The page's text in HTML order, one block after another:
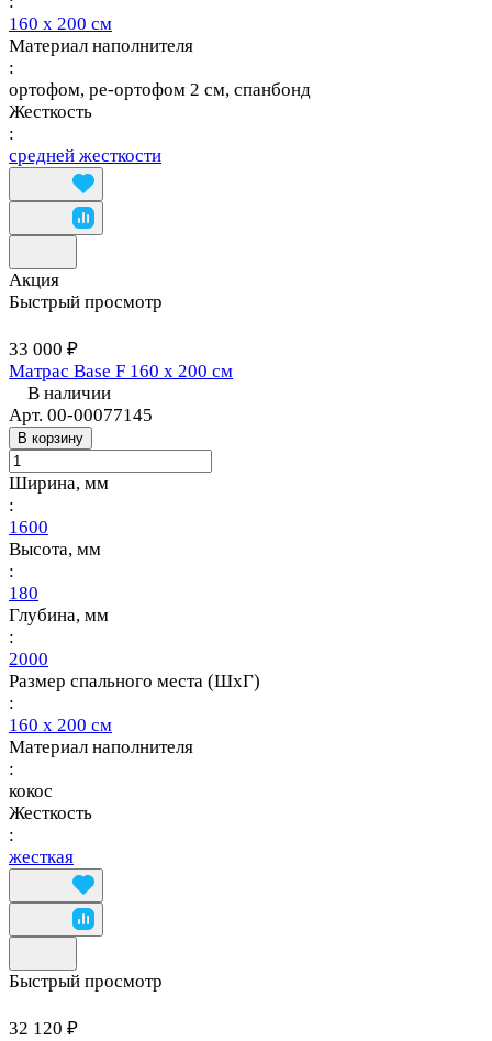
160 х 200 см
Материал наполнителя
:
ортофом, ре-ортофом 2 см, спанбонд
Жесткость
:
средней жесткости
Акция
Быстрый просмотр
33 000 ₽
Матрас Base F 160 х 200 см
В наличии
Арт. 00-00077145
В корзину
Ширина, мм
:
1600
Высота, мм
:
180
Глубина, мм
:
2000
Размер спального места (ШхГ)
:
160 х 200 см
Материал наполнителя
:
кокос
Жесткость
:
жесткая
Быстрый просмотр
32 120 ₽